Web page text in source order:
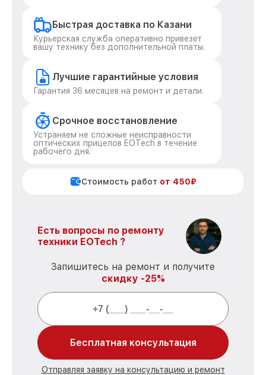
Быстрая доставка по Казани
Курьерская служба оперативно привезет
вашу технику без дополнительной платы.
Лучшие гарантийные условия
Гарантия 36 месяцев на ремонт и детали.
Срочное восстановление
Устраняем не сложные неисправности
оптических прицелов EOTech в течение
рабочего дня.
Стоимость работ от 450₽
Есть вопросы по ремонту
техники EOTech ?
Запишитесь на ремонт и получите
скидку -25%
Бесплатная консультация
Отправляя заявку на консультацию и ремонт